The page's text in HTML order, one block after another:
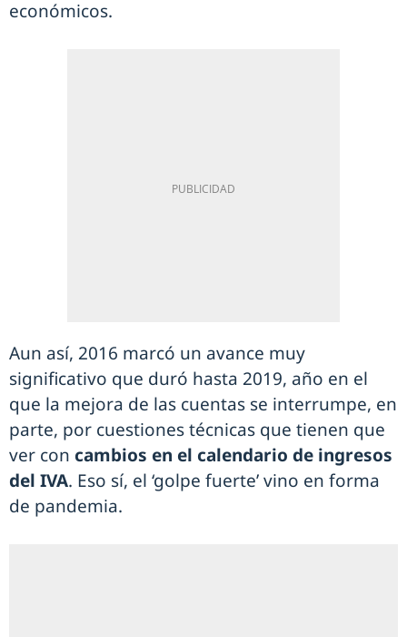
económicos.
Aun así, 2016 marcó un avance muy
significativo que duró hasta 2019, año en el
que la mejora de las cuentas se interrumpe, en
parte, por cuestiones técnicas que tienen que
ver con cambios en el calendario de ingresos
del IVA. Eso sí, el ‘golpe fuerte’ vino en forma
de pandemia.